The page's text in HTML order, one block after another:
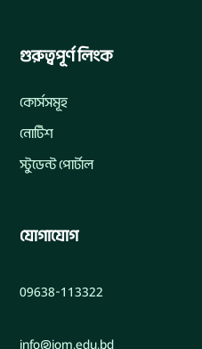
গুরুত্বপূর্ণ লিংক
কোর্সসমূহ
নোটিশ
স্টুডেন্ট পোর্টাল
যোগাযোগ
09638-113322
info@iom.edu.bd